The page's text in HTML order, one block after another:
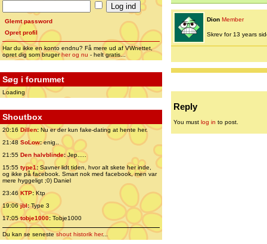
Glemt password
Opret profil
Har du ikke en konto endnu? Få mere ud af VWnettet,
opret dig som brugerher og nu - helt gratis...
Søg i forummet
Loading
Shoutbox
20:16 Dillen: Nu er der kun fake-dating at hente her.
21:48 SoLow:enig..
21:55 Den halvblinde:Jep.....
15:55 type1:Savner lidt tiden, hvor alt skete her inde,
og ikke på facebook. Smart nok med facebook, men var
mere hyggeligt ;0) Daniel
23:46 KTP:Ktp
19:06jbl:Type 3
17:05tobje1000: Tobje1000
Du kan se senesteshout historik her...
Dion Member
Skrev for 13 years
Reply
You must log in to post.